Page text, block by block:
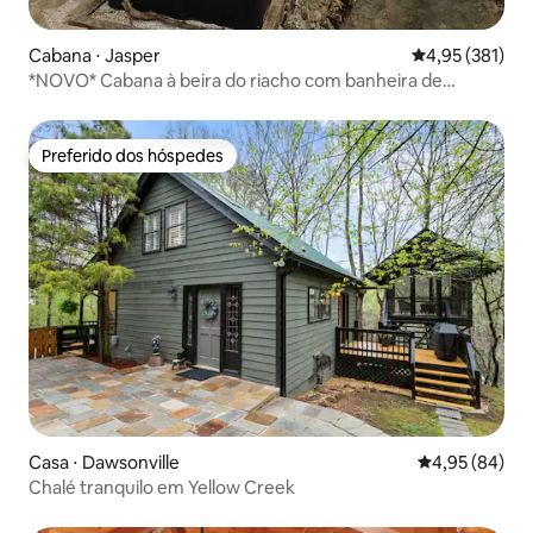
Cabana ⋅ Jasper 4,95 de uma
4,95 (381)
*NOVO* Cabana à beira do riacho com banheira de
Preferido dos hóspedes
Preferido dos hóspedes
Casa ⋅ Dawsonville 4,95 de uma
4,95 (84)
Chalé tranquilo em Yellow Creek